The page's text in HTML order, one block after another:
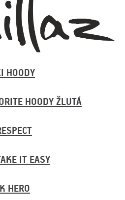
HOODY
HOODY ŽLUTÁ
IT EASY
HERO